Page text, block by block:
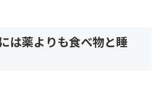
は薬よりも食べ物と睡